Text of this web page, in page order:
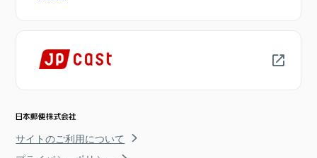
サイトのご利用について